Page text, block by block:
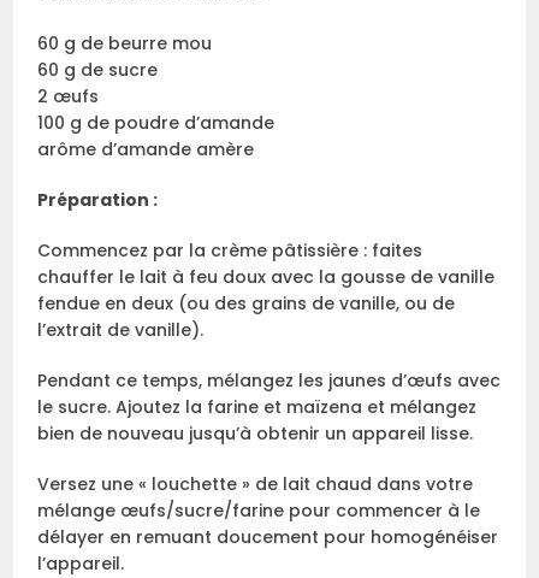
60 g de beurre mou
60 g de sucre
2 œufs
100 g de poudre d’amande
arôme d’amande amère
Préparation :
Commencez par la crème pâtissière : faites
chauffer le lait à feu doux avec la gousse de vanille
fendue en deux (ou des grains de vanille, ou de
l’extrait de vanille).
Pendant ce temps, mélangez les jaunes d’œufs avec
le sucre. Ajoutez la farine et maïzena et mélangez
bien de nouveau jusqu’à obtenir un appareil lisse.
Versez une « louchette » de lait chaud dans votre
mélange œufs/sucre/farine pour commencer à le
délayer en remuant doucement pour homogénéiser
l’appareil.